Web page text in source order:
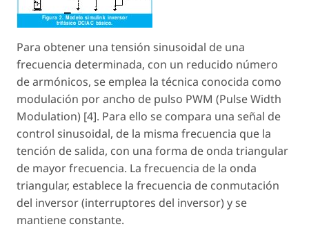
Para obtener una tensión sinusoidal de una
frecuencia determinada, con un reducido número
de armónicos, se emplea la técnica conocida como
modulación por ancho de pulso PWM (Pulse Width
Modulation) [4]. Para ello se compara una señal de
control sinusoidal, de la misma frecuencia que la
tención de salida, con una forma de onda triangular
de mayor frecuencia. La frecuencia de la onda
triangular, establece la frecuencia de conmutación
del inversor (interruptores del inversor) y se
mantiene constante.